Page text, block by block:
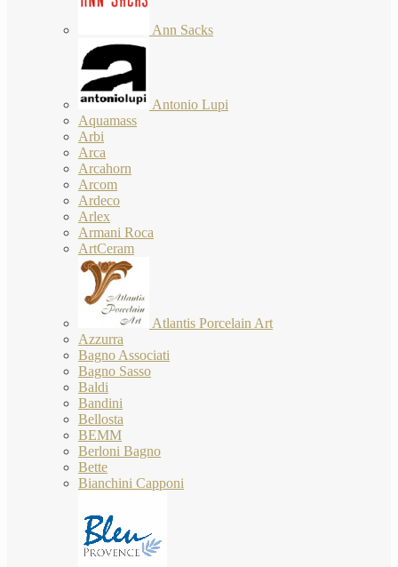
Ann Sacks
Antonio Lupi
Aquamass
Arbi
Arca
Arcahorn
Arcom
Ardeco
Arlex
Armani Roca
ArtCeram
Atlantis Porcelain Art
Azzurra
Bagno Associati
Bagno Sasso
Baldi
Bandini
Bellosta
BEMM
Berloni Bagno
Bette
Bianchini Capponi